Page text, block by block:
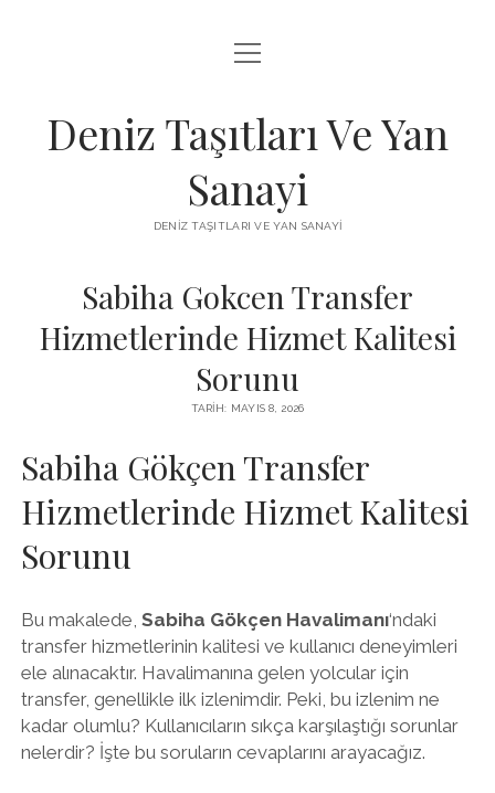
FACEBOOK TAKIPÇI KAZANMA ŞIFRESIZ
INSTAGRAM BOT SILME
LISTE
menüyü
aç
Deniz Taşıtları Ve Yan
Sanayi
DENIZ TAŞITLARI VE YAN SANAYI
Sabiha Gokcen Transfer
Hizmetlerinde Hizmet Kalitesi
Sorunu
TARIH: MAYIS 8, 2026
Sabiha Gökçen Transfer
Hizmetlerinde Hizmet Kalitesi
Sorunu
Bu makalede, Sabiha Gökçen Havalimanı‘ndaki
transfer hizmetlerinin kalitesi ve kullanıcı deneyimleri
ele alınacaktır. Havalimanına gelen yolcular için
transfer, genellikle ilk izlenimdir. Peki, bu izlenim ne
kadar olumlu? Kullanıcıların sıkça karşılaştığı sorunlar
nelerdir? İşte bu soruların cevaplarını arayacağız.